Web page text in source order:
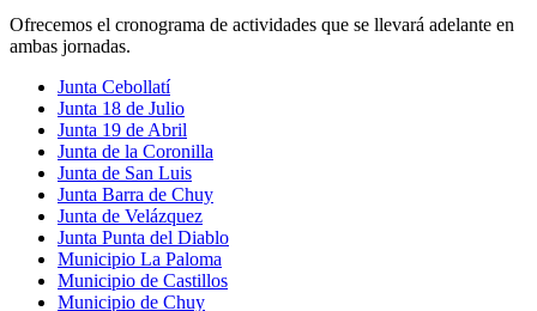
Ofrecemos el cronograma de actividades que se llevará adelante en
ambas jornadas.
Junta Cebollatí
Junta 18 de Julio
Junta 19 de Abril
Junta de la Coronilla
Junta de San Luis
Junta Barra de Chuy
Junta de Velázquez
Junta Punta del Diablo
Municipio La Paloma
Municipio de Castillos
Municipio de Chuy